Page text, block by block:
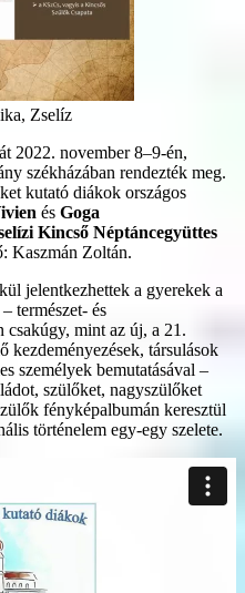
Zselíz
2022. november 8–9-én,
székházában rendezték meg.
kutató diákok országos
és Goga
Kincső Néptáncegyüttes
Kaszmán Zoltán.
jelentkezhettek a gyerekek a
természet- és
csakúgy, mint az új, a 21.
kezdeményezések, társulások
személyek bemutatásával –
szülőket, nagyszülőket
fényképalbumán keresztül
történelem egy-egy szelete.